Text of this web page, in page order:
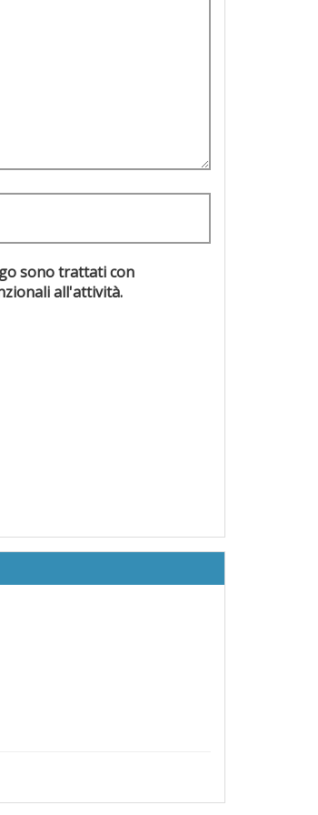
sono trattati con
e funzionali all'attività.